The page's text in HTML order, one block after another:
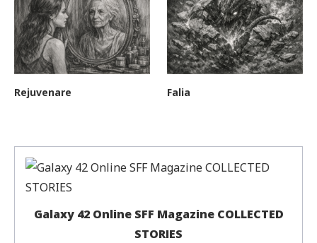
Rejuvenare Falia
Galaxy 42 Online SFF Magazine COLLECTED
STORIES